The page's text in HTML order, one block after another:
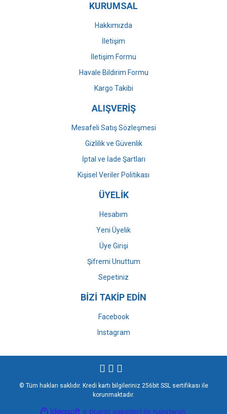
Ürün fiyatı diğer sitelerden daha pahalı.
Gönder
KURUMSAL
Hakkımızda
İletişim
İletişim Formu
Havale Bildirim Formu
Kargo Takibi
ALIŞVERİŞ
Mesafeli Satış Sözleşmesi
Gizlilik ve Güvenlik
İptal ve İade Şartları
Kişisel Veriler Politikası
ÜYELİK
Hesabım
Yeni Üyelik
Üye Girişi
Şifremi Unuttum
Sepetiniz
BİZİ TAKİP EDİN
Facebook
Instagram
© Tüm hakları saklıdır. Kredi kartı bilgileriniz 256bit SSL sertifikası ile
korunmaktadır.
ideasoft e-